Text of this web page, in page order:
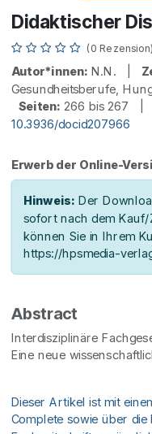
Didaktischer
(0 Rezension)
Autor*innen: N.N. |
Gesundheitsberufe,
Seiten: 266 bis 267 |
10.3936/docid207966
Erwerb der Online-
Hinweis: Der
sofort nach dem
können Sie in Ihrem
https://hpsmedia-
Abstract
Interdisziplinäre
Eine neue
Dieser Artikel ist mit
Complete sowie über